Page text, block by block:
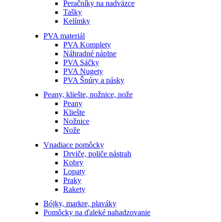
Peračníky na nadväzce
Tašky
Kelímky
PVA materiál
PVA Komplety
Náhradné náplne
PVA Sáčky
PVA Nugety
PVA Šnúry a pásky
Peany, kliešte, nožnice, nože
Peany
Kliešte
Nožnice
Nože
Vnadiace pomôcky
Drviče, poliče nástrah
Kobry
Lopaty
Praky
Rakety
Bójky, markre, plaváky
Pomôcky na ďaleké nahadzovanie